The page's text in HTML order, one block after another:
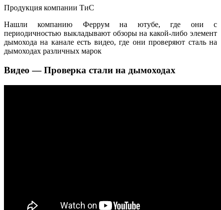
Продукция компании ТиС
Нашли компанию Феррум на ютубе, где они с
периодичностью выкладывают обзоры на какой-либо элемент
дымохода на канале есть видео, где они проверяют сталь на
дымоходах различных марок
Видео — Проверка стали на дымоходах